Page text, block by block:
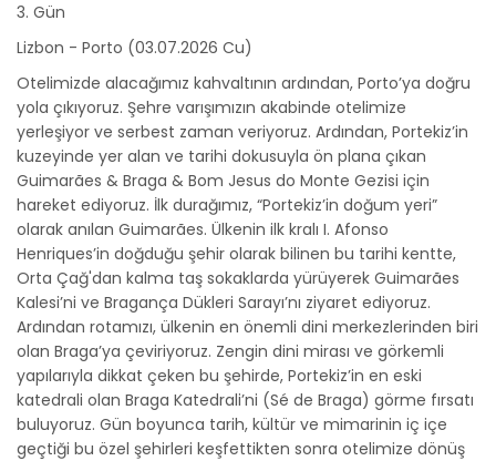
3. Gün
Lizbon - Porto (03.07.2026 Cu)
Otelimizde alacağımız kahvaltının ardından, Porto’ya doğru
yola çıkıyoruz. Şehre varışımızın akabinde otelimize
yerleşiyor ve serbest zaman veriyoruz. Ardından, Portekiz’in
kuzeyinde yer alan ve tarihi dokusuyla ön plana çıkan
Guimarães & Braga & Bom Jesus do Monte Gezisi için
hareket ediyoruz. İlk durağımız, “Portekiz’in doğum yeri”
olarak anılan Guimarães. Ülkenin ilk kralı I. Afonso
Henriques’in doğduğu şehir olarak bilinen bu tarihi kentte,
Orta Çağ'dan kalma taş sokaklarda yürüyerek Guimarães
Kalesi’ni ve Bragança Dükleri Sarayı’nı ziyaret ediyoruz.
Ardından rotamızı, ülkenin en önemli dini merkezlerinden biri
olan Braga’ya çeviriyoruz. Zengin dini mirası ve görkemli
yapılarıyla dikkat çeken bu şehirde, Portekiz’in en eski
katedrali olan Braga Katedrali’ni (Sé de Braga) görme fırsatı
buluyoruz. Gün boyunca tarih, kültür ve mimarinin iç içe
geçtiği bu özel şehirleri keşfettikten sonra otelimize dönüş